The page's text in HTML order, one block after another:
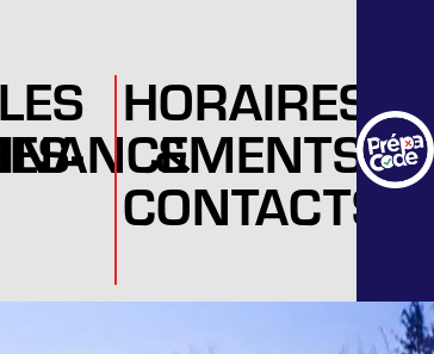
LES HORAIRES
&
CONTACTS